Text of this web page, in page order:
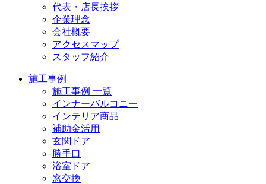
代表・店長挨拶
企業理念
会社概要
アクセスマップ
スタッフ紹介
施工事例
施工事例 一覧
インナーバルコニー
インテリア商品
補助金活用
玄関ドア
勝手口
浴室ドア
窓交換